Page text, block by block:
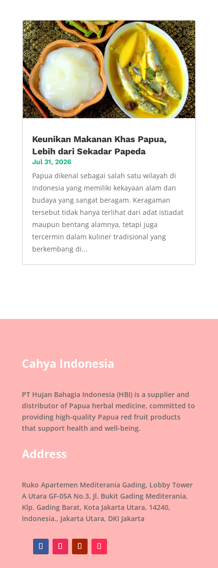
Keunikan Makanan Khas Papua,
Lebih dari Sekadar Papeda
Jul 31, 2026
Papua dikenal sebagai salah satu wilayah di
Indonesia yang memiliki kekayaan alam dan
budaya yang sangat beragam. Keragaman
tersebut tidak hanya terlihat dari adat istiadat
maupun bentang alamnya, tetapi juga
tercermin dalam kuliner tradisional yang
berkembang di...
Cahya Indonesia
PT Hujan Bahagia Indonesia (HBI) is a supplier and
distributor of Papua herbal medicine, committed to
providing high-quality Papua red fruit products
that support health and well-being.
Address
Ruko Apartemen Mediterania Gading, Lobby Tower
A Utara GF-05A No.3, Jl. Bukit Gading Mediterania,
Klp. Gading Barat, Kota Jakarta Utara, 14240,
Indonesia., Jakarta Utara, DKI Jakarta